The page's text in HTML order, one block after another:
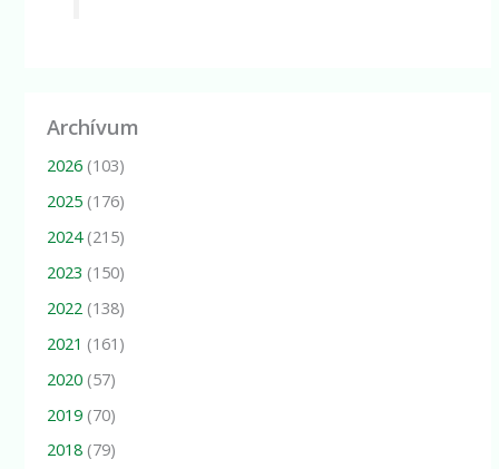
Archívum
2026 (103)
2025 (176)
2024(215)
2023 (150)
2022 (138)
2021 (161)
2020 (57)
2019 (70)
2018 (79)